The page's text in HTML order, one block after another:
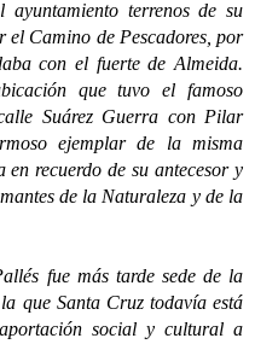
terrenos de su
Camino de Pescadores, por
con el fuerte de Almeida.
que tuvo el famoso
Suárez Guerra con Pilar
ejemplar de la misma
en recuerdo de su antecesor y
de la Naturaleza y de la
fue más tarde sede de la
que Santa Cruz todavía está
social y cultural a